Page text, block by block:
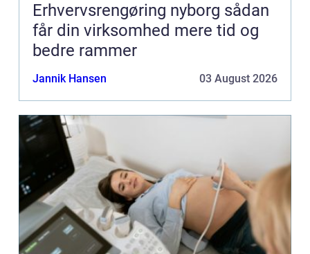
Erhvervsrengøring nyborg sådan
får din virksomhed mere tid og
bedre rammer
Jannik Hansen 03 August 2026